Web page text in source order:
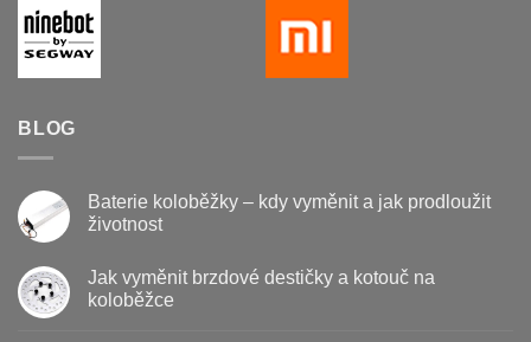
BLOG
Baterie koloběžky – kdy vyměnit a jak prodloužit
životnost
u
textu
s
Jak vyměnit brzdové destičky a kotouč na
koloběžce